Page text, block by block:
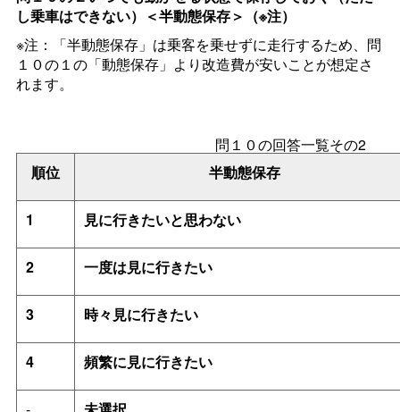
し乗車はできない）＜半動態保存＞（※注）
※注：「半動態保存」は乗客を乗せずに走行するため、問
１０の１の「動態保存」より改造費が安いことが想定さ
れます。
順位 半動態保存
問１０の回答一覧その2
1 見に行きたいと思わない
2 一度は見に行きたい
3 時々見に行きたい
4 頻繁に見に行きたい